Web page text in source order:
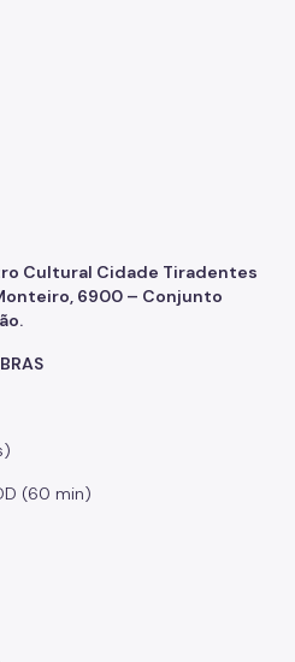
Cultural Cidade Tiradentes
6900 – Conjunto
(60 min)